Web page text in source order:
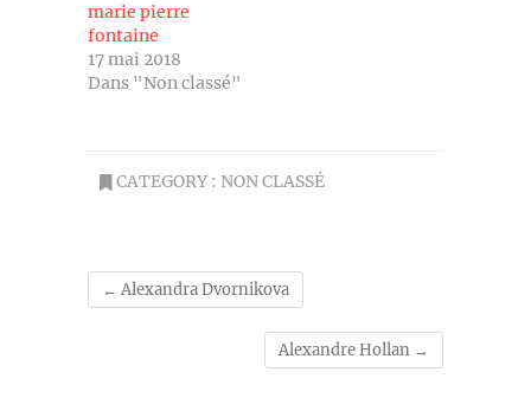
marie pierre
fontaine
17 mai 2018
Dans "Non classé"
CATEGORY : NON CLASSÉ
← Alexandra Dvornikova
Alexandre Hollan →